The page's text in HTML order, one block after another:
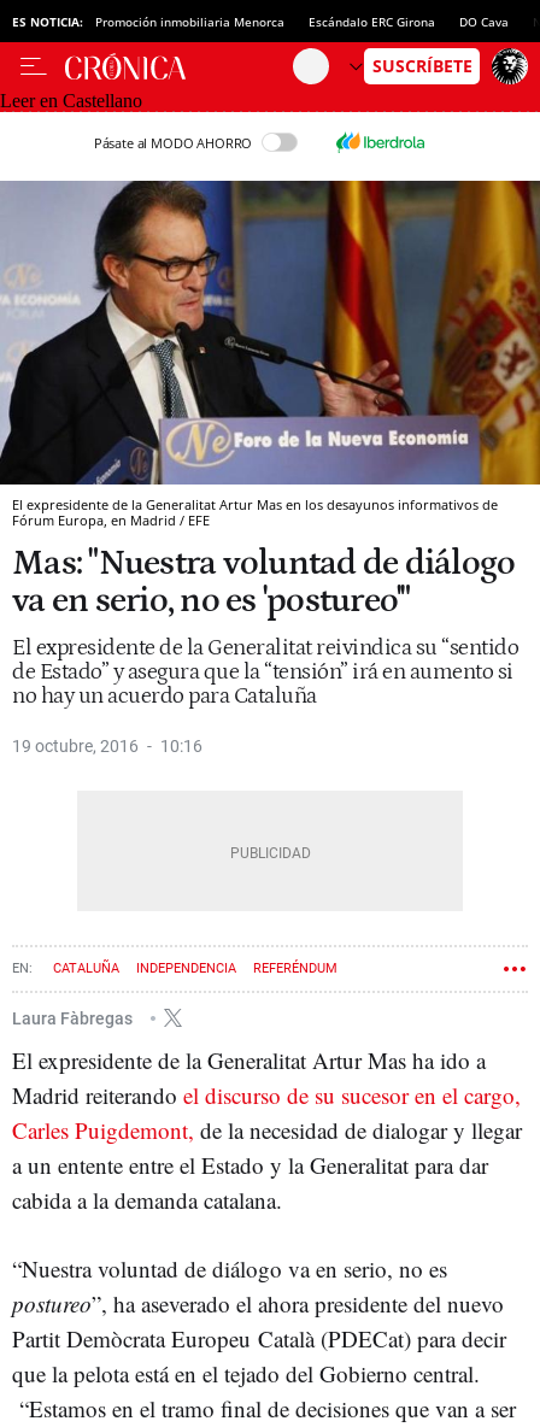
ES NOTICIA: Promoción inmobiliaria Menorca Escándalo ERC Girona DO Cava
Leer en Castellano
Pásate al MODO AHORRO
El expresidente de la Generalitat Artur Mas en los desayunos informativos de
Fórum Europa, en Madrid / EFE
Mas: "Nuestra voluntad de diálogo
va en serio, no es 'postureo'"
El expresidente de la Generalitat reivindica su “sentido
de Estado” y asegura que la “tensión” irá en aumento si
no hay un acuerdo para Cataluña
19 octubre, 2016 10:16
CATALUÑA INDEPENDENCIA REFERÉNDUM
CARLES PUIGDEMONT ARTUR MAS
Laura Fàbregas
El expresidente de la Generalitat Artur Mas ha ido a
Madrid reiterando el discurso de su sucesor en el cargo,
Carles Puigdemont, de la necesidad de dialogar y llegar
a un entente entre el Estado y la Generalitat para dar
cabida a la demanda catalana.
“Nuestra voluntad de diálogo va en serio, no es
postureo”, ha aseverado el ahora presidente del nuevo
Partit Demòcrata Europeu Català (PDECat) para decir
que la pelota está en el tejado del Gobierno central.
“Estamos en el tramo final de decisiones que van a ser